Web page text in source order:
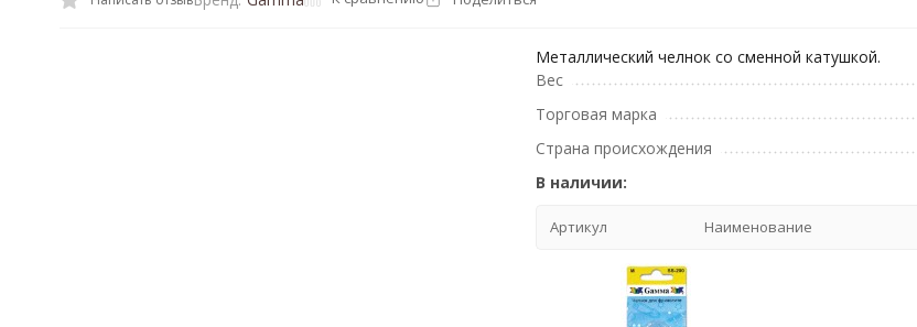
Металлический челнок со сменной катушкой.
Вес
Торговая марка
Страна происхождения
В наличии:
Артикул Наименование